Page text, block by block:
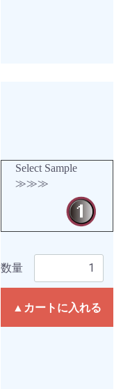
Select Sample
≫≫≫
数量
▲カートに入れる